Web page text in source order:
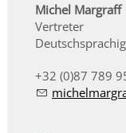
Michel Margraff
Vertreter
+32 (0)87 789
m ch lm rgr